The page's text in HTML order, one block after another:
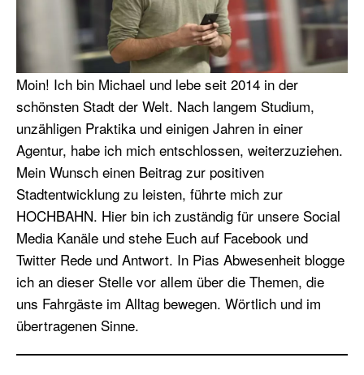
Moin! Ich bin Michael und lebe seit 2014 in der
schönsten Stadt der Welt. Nach langem Studium,
unzähligen Praktika und einigen Jahren in einer
Agentur, habe ich mich entschlossen, weiterzuziehen.
Mein Wunsch einen Beitrag zur positiven
Stadtentwicklung zu leisten, führte mich zur
HOCHBAHN. Hier bin ich zuständig für unsere Social
Media Kanäle und stehe Euch auf Facebook und
Twitter Rede und Antwort. In Pias Abwesenheit blogge
ich an dieser Stelle vor allem über die Themen, die
uns Fahrgäste im Alltag bewegen. Wörtlich und im
übertragenen Sinne.